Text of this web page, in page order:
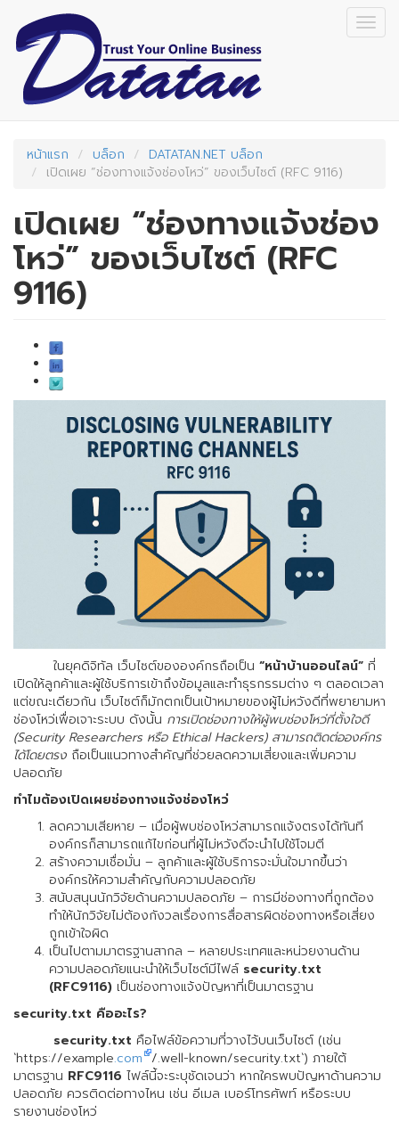
main
content
หน้าแรก บล็อก
DATATAN.NET บล็อก
เปิดเผย “ช่องทางแจ้งช่องโหว่” ของเว็บไซต์ (RFC 9116)
เปิดเผย “ช่องทางแจ้งช่อง
โหว่” ของเว็บไซต์ (RFC
9116)
ในยุคดิจิทัล เว็บไซต์ขององค์กรถือเป็น “หน้าบ้านออนไลน์” ที่
เปิดให้ลูกค้าและผู้ใช้บริการเข้าถึงข้อมูลและทำธุรกรรมต่าง ๆ ตลอดเวลา
แต่ขณะเดียวกัน เว็บไซต์ก็มักตกเป็นเป้าหมายของผู้ไม่หวังดีที่พยายามหา
ช่องโหว่เพื่อเจาะระบบ ดังนั้น การเปิดช่องทางให้ผู้พบช่องโหว่ที่ตั้งใจดี
(Security Researchers หรือ Ethical Hackers) สามารถติดต่อองค์กร
ได้โดยตรง ถือเป็นแนวทางสำคัญที่ช่วยลดความเสี่ยงและเพิ่มความ
ปลอดภัย
ทำไมต้องเปิดเผยช่องทางแจ้งช่องโหว่
ลดความเสียหาย – เมื่อผู้พบช่องโหว่สามารถแจ้งตรงได้ทันที
องค์กรก็สามารถแก้ไขก่อนที่ผู้ไม่หวังดีจะนำไปใช้โจมตี
สร้างความเชื่อมั่น – ลูกค้าและผู้ใช้บริการจะมั่นใจมากขึ้นว่า
องค์กรให้ความสำคัญกับความปลอดภัย
สนับสนุนนักวิจัยด้านความปลอดภัย – การมีช่องทางที่ถูกต้อง
ทำให้นักวิจัยไม่ต้องกังวลเรื่องการสื่อสารผิดช่องทางหรือเสี่ยง
ถูกเข้าใจผิด
เป็นไปตามมาตรฐานสากล – หลายประเทศและหน่วยงานด้าน
ความปลอดภัยแนะนำให้เว็บไซต์มีไฟล์ security.txt
(RFC9116) เป็นช่องทางแจ้งปัญหาที่เป็นมาตรฐาน
security.txt คืออะไร?
security.txt คือไฟล์ข้อความที่วางไว้บนเว็บไซต์ (เช่น
`https://example.com /.well-known/security.txt`) ภายใต้
มาตรฐาน RFC9116 ไฟล์นี้จะระบุชัดเจนว่า หากใครพบปัญหาด้านความ
ปลอดภัย ควรติดต่อทางไหน เช่น อีเมล เบอร์โทรศัพท์ หรือระบบ
รายงานช่องโหว่